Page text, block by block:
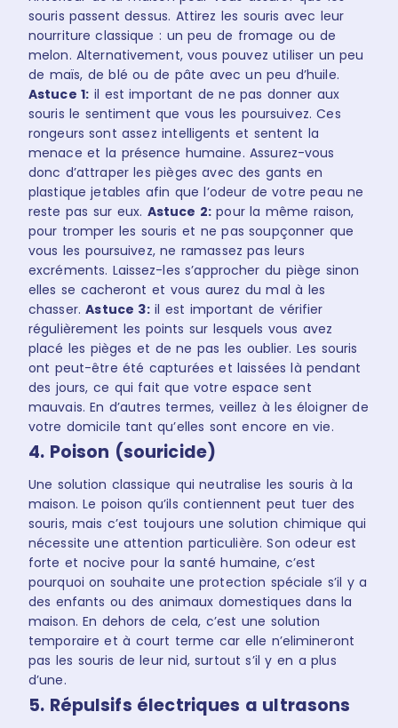
souris passent dessus. Attirez les souris avec leur
nourriture classique : un peu de fromage ou de
melon. Alternativement, vous pouvez utiliser un peu
de maïs, de blé ou de pâte avec un peu d’huile.
Astuce 1: il est important de ne pas donner aux
souris le sentiment que vous les poursuivez. Ces
rongeurs sont assez intelligents et sentent la
menace et la présence humaine. Assurez-vous
donc d’attraper les pièges avec des gants en
plastique jetables afin que l’odeur de votre peau ne
reste pas sur eux. Astuce 2:pour la même raison,
pour tromper les souris et ne pas soupçonner que
vous les poursuivez, ne ramassez pas leurs
excréments. Laissez-les s’approcher du piège sinon
elles se cacheront et vous aurez du mal à les
chasser. Astuce 3:il est important de vérifier
régulièrement les points sur lesquels vous avez
placé les pièges et de ne pas les oublier. Les souris
ont peut-être été capturées et laissées là pendant
des jours, ce qui fait que votre espace sent
mauvais. En d’autres termes, veillez à les éloigner de
votre domicile tant qu’elles sont encore en vie.
4. Poison (souricide)
Une solution classique qui neutralise les souris à la
maison. Le poison qu’ils contiennent peut tuer des
souris, mais c’est toujours une solution chimique qui
nécessite une attention particulière. Son odeur est
forte et nocive pour la santé humaine, c’est
pourquoi on souhaite une protection spéciale s’il y a
des enfants ou des animaux domestiques dans la
maison. En dehors de cela, c’est une solution
temporaire et à court terme car elle n’elimineront
pas les souris de leur nid, surtout s’il y en a plus
d’une.
5. Répulsifs électriques a ultrasons